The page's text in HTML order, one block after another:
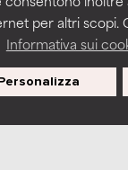
per altri scopi.
Informativa sui